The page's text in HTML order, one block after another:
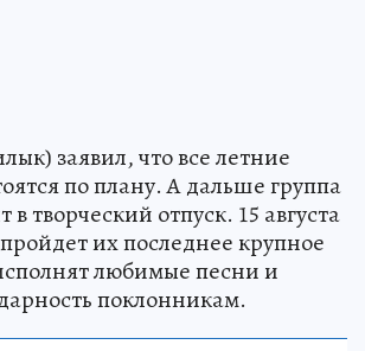
заявил, что все летние
по плану. А дальше группа
в творческий отпуск. 15 августа
их последнее крупное
любимые песни и
поклонникам.